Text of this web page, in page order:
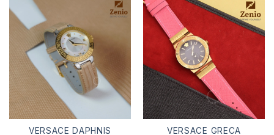
VERSACE DAPHNIS VERSACE GRECA